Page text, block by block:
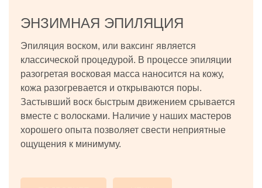
ЭНЗИМНАЯ ЭПИЛЯЦИЯ
Эпиляция воском, или ваксинг является
классической процедурой. В процессе эпиляции
разогретая восковая масса наносится на кожу,
кожа разогревается и открываются поры.
Застывший воск быстрым движением срывается
вместе с волосками. Наличие у наших мастеров
хорошего опыта позволяет свести неприятные
ощущения к минимуму.